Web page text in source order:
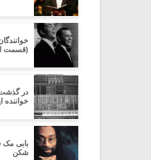
(قسمت
در
خواننده
بابی مک
شکن